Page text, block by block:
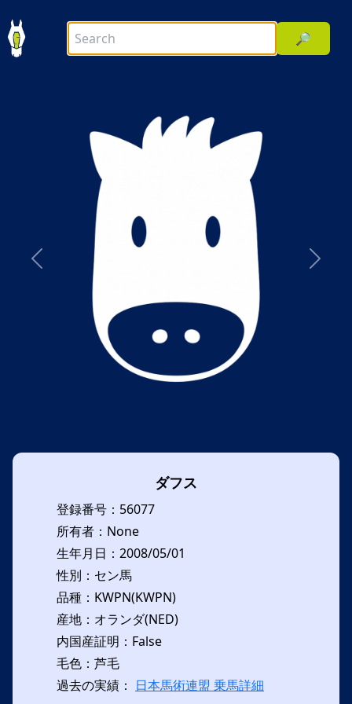
🔎
前へ 次へ
ダフス
登録番号：56077
所有者：None
生年月日：2008/05/01
性別：セン馬
品種：KWPN(KWPN)
産地：オランダ(NED)
内国産証明：False
毛色：芦毛
過去の実績： 日本馬術連盟 乗馬詳細